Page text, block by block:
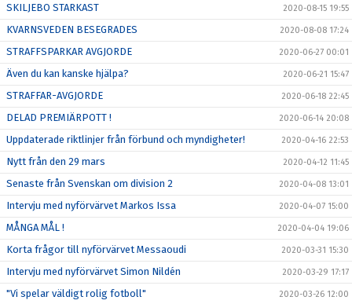
SKILJEBO STARKAST 2020-08-15 19:55
KVARNSVEDEN BESEGRADES 2020-08-08 17:24
STRAFFSPARKAR AVGJORDE 2020-06-27 00:01
Även du kan kanske hjälpa? 2020-06-21 15:47
STRAFFAR-AVGJORDE 2020-06-18 22:45
DELAD PREMIÄRPOTT ! 2020-06-14 20:08
Uppdaterade riktlinjer från förbund och myndigheter! 2020-04-16 22:53
Nytt från den 29 mars 2020-04-12 11:45
Senaste från Svenskan om division 2 2020-04-08 13:01
Intervju med nyförvärvet Markos Issa 2020-04-07 15:00
MÅNGA MÅL ! 2020-04-04 19:06
Korta frågor till nyförvärvet Messaoudi 2020-03-31 15:30
Intervju med nyförvärvet Simon Nildén 2020-03-29 17:17
"Vi spelar väldigt rolig fotboll" 2020-03-26 12:00